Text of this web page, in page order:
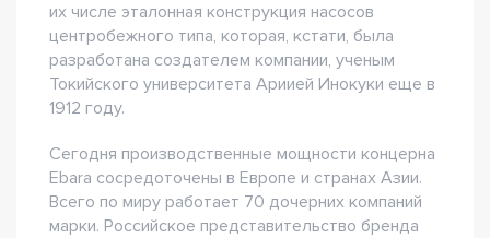
их числе эталонная конструкция насосов
центробежного типа, которая, кстати, была
разработана создателем компании, ученым
Токийского университета Ариией Инокуки еще в
1912 году.
Сегодня производственные мощности концерна
Ebara сосредоточены в Европе и странах Азии.
Всего по миру работает 70 дочерних компаний
марки. Российское представительство бренда